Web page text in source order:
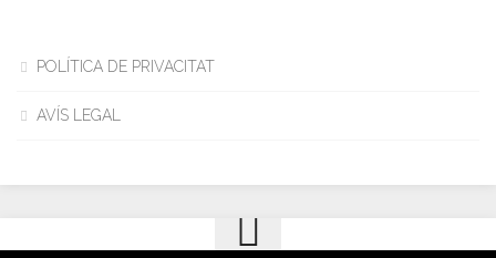
POLÍTICA DE PRIVACITAT
AVÍS LEGAL